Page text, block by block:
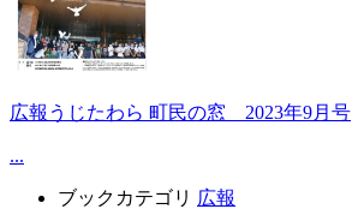
広報うじたわら 町民の窓 2023年9月号
...
ブックカテゴリ 広報